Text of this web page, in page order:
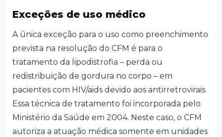
Exceções de uso médico
A única exceção para o uso como preenchimento
prevista na resolução do CFM é para o
tratamento da lipodistrofia – perda ou
redistribuição de gordura no corpo – em
pacientes com HIV/aids devido aos antirretrovirais.
Essa técnica de tratamento foi incorporada pelo
Ministério da Saúde em 2004. Neste caso, o CFM
autoriza a atuação médica somente em unidades